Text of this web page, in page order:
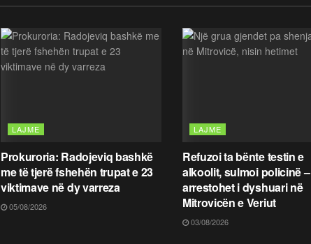
LAJME
Prokuroria: Radojeviq bashkë
me të tjerë fshehën trupat e 23
viktimave në dy varreza
05/08/2026
LAJME
Refuzoi ta bënte testin e
alkoolit, sulmoi policinë –
arrestohet i dyshuari në
Mitrovicën e Veriut
03/08/2026